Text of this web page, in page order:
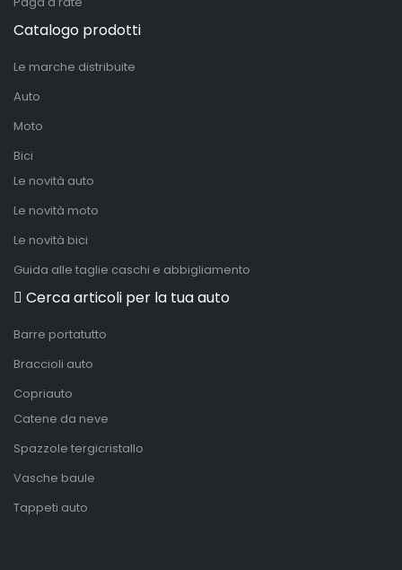
Catalogo prodotti
Le marche distribuite
Auto
Moto
Bici
Le novità auto
Le novità moto
Le novità bici
Guida alle taglie caschi e abbigliamento
Cerca articoli per la tua auto
Barre portatutto
Braccioli auto
Copriauto
Catene da neve
Spazzole tergicristallo
Vasche baule
Tappeti auto